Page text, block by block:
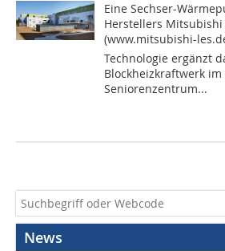
Eine Sechser-
Herstellers Mitsubishi
(www.mitsubishi-
Technologie ergänzt
Blockheizkraftwerk
Seniorenzentrum...
News